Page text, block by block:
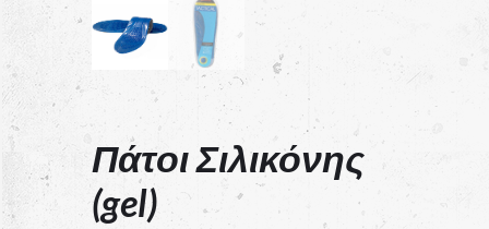
Πάτοι Σιλικόνης
(gel)